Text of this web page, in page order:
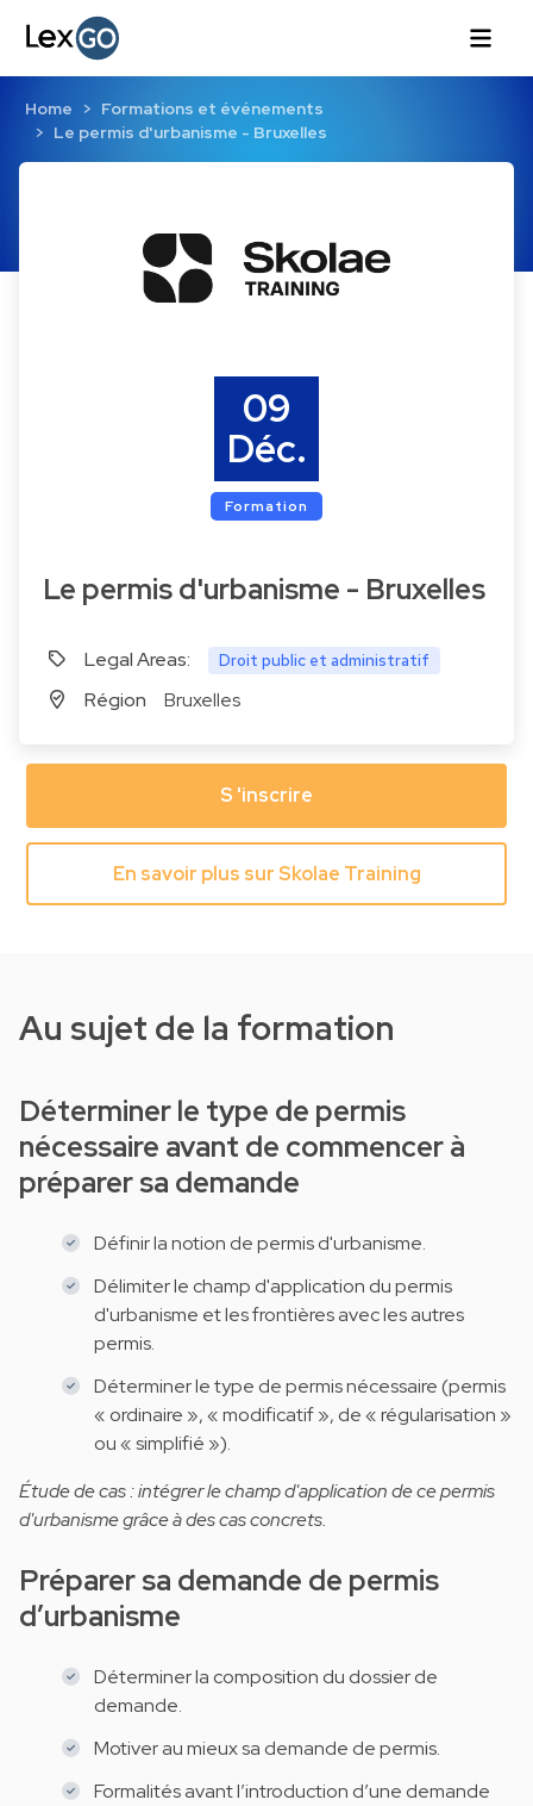
Home
Formations et événements
Le permis d'urbanisme - Bruxelles
Le permis d'urbanisme - Bruxelles
Legal Areas: Droit public et administratif
Région Bruxelles
09
Déc.
Formation
S 'inscrire
En savoir plus sur Skolae Training
Au sujet de la formation
Déterminer le type de permis
nécessaire avant de commencer à
préparer sa demande
Définir la notion de permis d'urbanisme.
Délimiter le champ d'application du permis
d'urbanisme et les frontières avec les autres
permis.
Déterminer le type de permis nécessaire (permis
« ordinaire », « modificatif », de « régularisation »
ou « simplifié »).
Étude de cas : intégrer le champ d'application de ce permis
d'urbanisme grâce à des cas concrets.
Préparer sa demande de permis
d’urbanisme
Déterminer la composition du dossier de
demande.
Motiver au mieux sa demande de permis.
Formalités avant l’introduction d’une demande